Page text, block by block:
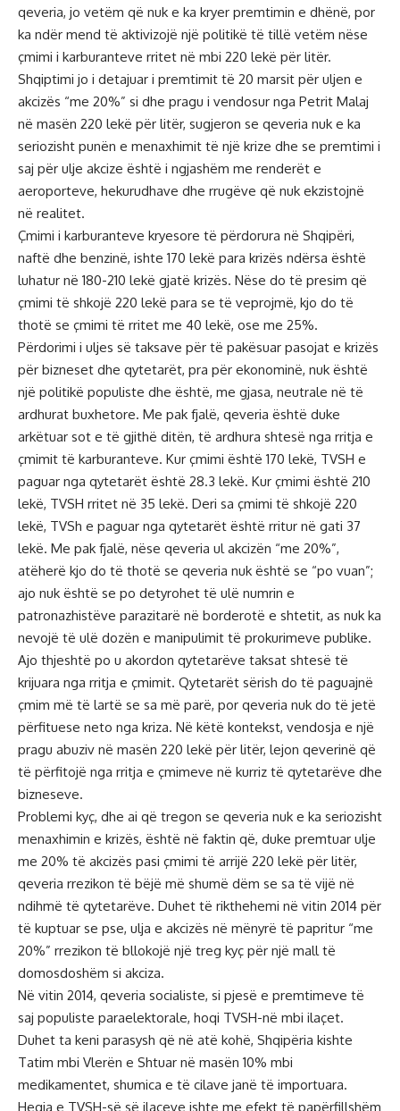
qeveria, jo vetëm që nuk e ka kryer premtimin e dhënë, por
ka ndër mend të aktivizojë një politikë të tillë vetëm nëse
çmimi i karburanteve rritet në mbi 220 lekë për litër.
Shqiptimi jo i detajuar i premtimit të 20 marsit për uljen e
akcizës “me 20%” si dhe pragu i vendosur nga Petrit Malaj
në masën 220 lekë për litër, sugjeron se qeveria nuk e ka
seriozisht punën e menaxhimit të një krize dhe se premtimi i
saj për ulje akcize është i ngjashëm me renderët e
aeroporteve, hekurudhave dhe rrugëve që nuk ekzistojnë
në realitet.
Çmimi i karburanteve kryesore të përdorura në Shqipëri,
naftë dhe benzinë, ishte 170 lekë para krizës ndërsa është
luhatur në 180-210 lekë gjatë krizës. Nëse do të presim që
çmimi të shkojë 220 lekë para se të veprojmë, kjo do të
thotë se çmimi të rritet me 40 lekë, ose me 25%.
Përdorimi i uljes së taksave për të pakësuar pasojat e krizës
për bizneset dhe qytetarët, pra për ekonominë, nuk është
një politikë populiste dhe është, me gjasa, neutrale në të
ardhurat buxhetore. Me pak fjalë, qeveria është duke
arkëtuar sot e të gjithë ditën, të ardhura shtesë nga rritja e
çmimit të karburanteve. Kur çmimi është 170 lekë, TVSH e
paguar nga qytetarët është 28.3 lekë. Kur çmimi është 210
lekë, TVSH rritet në 35 lekë. Deri sa çmimi të shkojë 220
lekë, TVSh e paguar nga qytetarët është rritur në gati 37
lekë. Me pak fjalë, nëse qeveria ul akcizën “me 20%”,
atëherë kjo do të thotë se qeveria nuk është se “po vuan”;
ajo nuk është se po detyrohet të ulë numrin e
patronazhistëve parazitarë në borderotë e shtetit, as nuk ka
nevojë të ulë dozën e manipulimit të prokurimeve publike.
Ajo thjeshtë po u akordon qytetarëve taksat shtesë të
krijuara nga rritja e çmimit. Qytetarët sërish do të paguajnë
çmim më të lartë se sa më parë, por qeveria nuk do të jetë
përfituese neto nga kriza. Në këtë kontekst, vendosja e një
pragu abuziv në masën 220 lekë për litër, lejon qeverinë që
të përfitojë nga rritja e çmimeve në kurriz të qytetarëve dhe
bizneseve.
Problemi kyç, dhe ai që tregon se qeveria nuk e ka seriozisht
menaxhimin e krizës, është në faktin që, duke premtuar ulje
me 20% të akcizës pasi çmimi të arrijë 220 lekë për litër,
qeveria rrezikon të bëjë më shumë dëm se sa të vijë në
ndihmë të qytetarëve. Duhet të rikthehemi në vitin 2014 për
të kuptuar se pse, ulja e akcizës në mënyrë të papritur “me
20%” rrezikon të bllokojë një treg kyç për një mall të
domosdoshëm si akciza.
Në vitin 2014, qeveria socialiste, si pjesë e premtimeve të
saj populiste paraelektorale, hoqi TVSH-në mbi ilaçet.
Duhet ta keni parasysh që në atë kohë, Shqipëria kishte
Tatim mbi Vlerën e Shtuar në masën 10% mbi
medikamentet, shumica e të cilave janë të importuara.
Heqja e TVSH-së së ilaçeve ishte me efekt të papërfillshëm